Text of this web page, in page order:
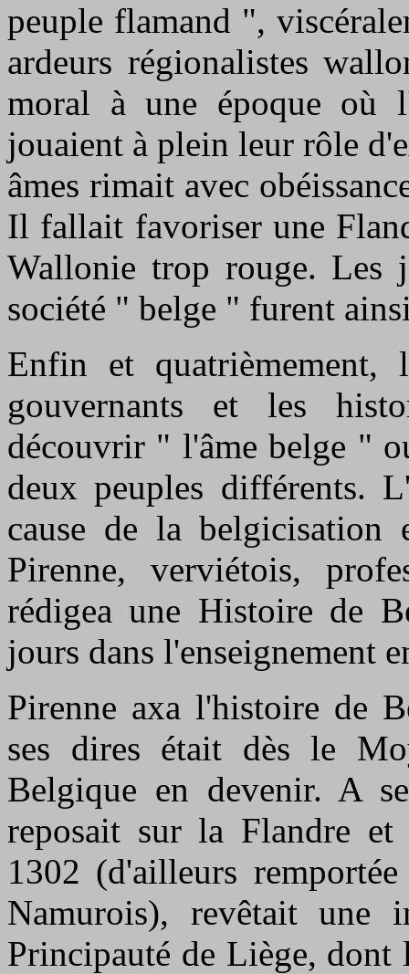
peuple flamand ",
ardeurs régionalistes
moral à une époque où
jouaient à plein leur rôle
âmes rimait avec
Il fallait favoriser une
Wallonie trop rouge. Les
société " belge " furent
Enfin et
gouvernants et les
découvrir " l'âme belge "
deux peuples différents.
cause de la belgicisation
Pirenne, verviétois,
rédigea une Histoire de
jours dans l'enseignement
Pirenne axa l'histoire de
ses dires était dès le
Belgique en devenir. A
reposait sur la Flandre
1302 (d'ailleurs
Namurois), revêtait une
Principauté de Liège, dont